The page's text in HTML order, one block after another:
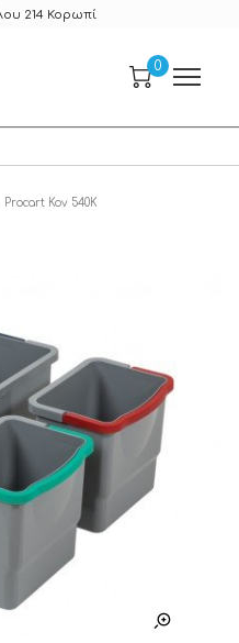
214 Κορωπί
0
Procart Kov 540K